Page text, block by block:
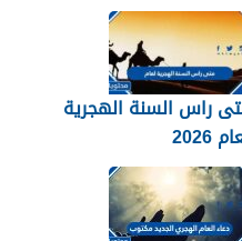
راس السنة الهجرية
2026